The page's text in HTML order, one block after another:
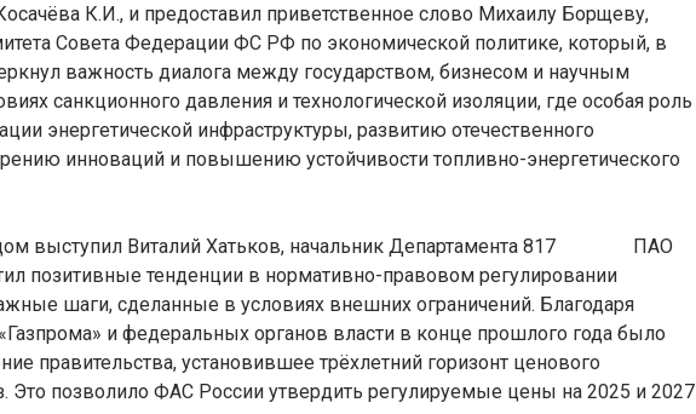
К.И., и предоставил приветственное слово Михаилу Борщеву,
Совета Федерации ФС РФ по экономической политике, который, в
важность диалога между государством, бизнесом и научным
санкционного давления и технологической изоляции, где особая роль
энергетической инфраструктуры, развитию отечественного
инноваций и повышению устойчивости топливно-энергетического
выступил Виталий Хатьков, начальник Департамента 817 ПАО
позитивные тенденции в нормативно-правовом регулировании
шаги, сделанные в условиях внешних ограничений. Благодаря
и федеральных органов власти в конце прошлого года было
правительства, установившее трёхлетний горизонт ценового
Это позволило ФАС России утвердить регулируемые цены на 2025 и 2027